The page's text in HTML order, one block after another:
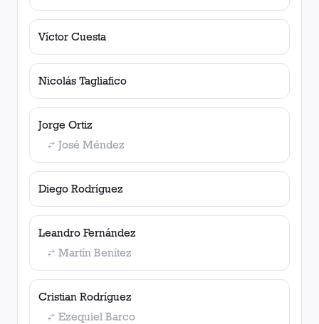
Víctor Cuesta
Nicolás Tagliafico
Jorge Ortiz
José Méndez
Diego Rodríguez
Leandro Fernández
Martín Benítez
Cristian Rodríguez
Ezequiel Barco